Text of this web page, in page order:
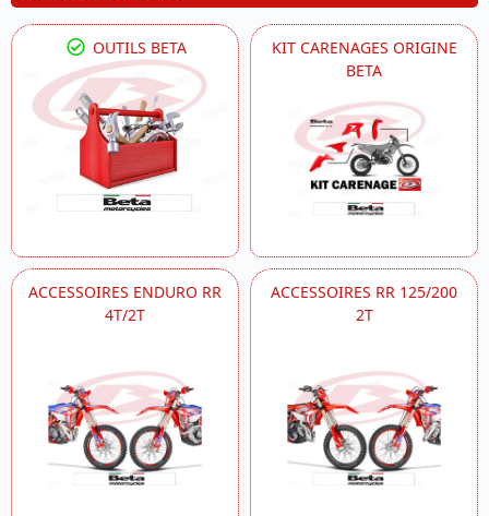
OUTILS BETA
KIT CARENAGES ORIGINE
BETA
ACCESSOIRES ENDURO RR
4T/2T
ACCESSOIRES RR 125/200
2T